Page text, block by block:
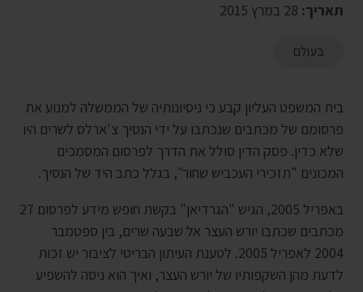
תאריך:
בעולם
בית המשפט העליון קבע כי ניסיונותיה של הממשלה למנוע את
פרסומם של מכתבים שנכתבו על ידי הנסיך צ'ארלס לשרים היו
שלא כדין. פסק הדין סולל את הדרך לפרסום המסמכים
המכונים "תזכירי העכביש שחור", בגלל כתב היד של הנסיך.
באפריל 2005, הגיש "הגרדיאן" בקשת חופש מידע לפרסום 27
מכתבים שכתבו יורש העצר אל שבעה שרים, בין ספטמבר
2004 לאפריל 2005. לטענת העיתון הבריטי לציבור יש זכות
לדעת מהן השקפותיו של יורש העצר, ואיך הוא ניסה להשפיע